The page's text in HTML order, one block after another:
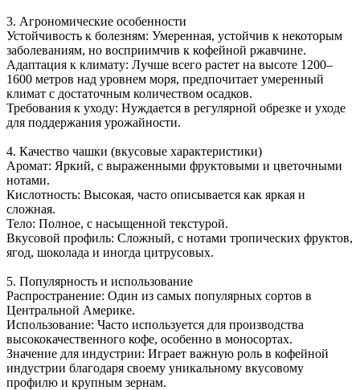
3. Агрономические особенности
Устойчивость к болезням: Умеренная, устойчив к некоторым
заболеваниям, но восприимчив к кофейной ржавчине.
Адаптация к климату: Лучше всего растет на высоте 1200–
1600 метров над уровнем моря, предпочитает умеренный
климат с достаточным количеством осадков.
Требования к уходу: Нуждается в регулярной обрезке и уходе
для поддержания урожайности.
4. Качество чашки (вкусовые характеристики)
Аромат: Яркий, с выраженными фруктовыми и цветочными
нотами.
Кислотность: Высокая, часто описывается как яркая и
сложная.
Тело: Полное, с насыщенной текстурой.
Вкусовой профиль: Сложный, с нотами тропических фруктов,
ягод, шоколада и иногда цитрусовых.
5. Популярность и использование
Распространение: Один из самых популярных сортов в
Центральной Америке.
Использование: Часто используется для производства
высококачественного кофе, особенно в моносортах.
Значение для индустрии: Играет важную роль в кофейной
индустрии благодаря своему уникальному вкусовому
профилю и крупным зернам.